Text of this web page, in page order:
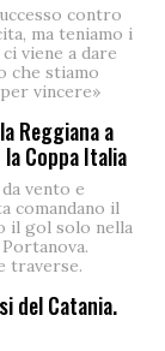
contro
ma teniamo i
viene a dare
che stiamo
vincere»
Reggiana a
Coppa Italia
vento e
comandano il
il gol solo nella
traverse.
del Catania.